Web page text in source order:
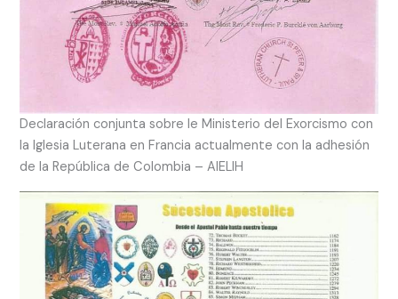
Declaración conjunta sobre le Ministerio del Exorcismo con
la Iglesia Luterana en Francia actualmente con la adhesión
de la República de Colombia – AIELIH